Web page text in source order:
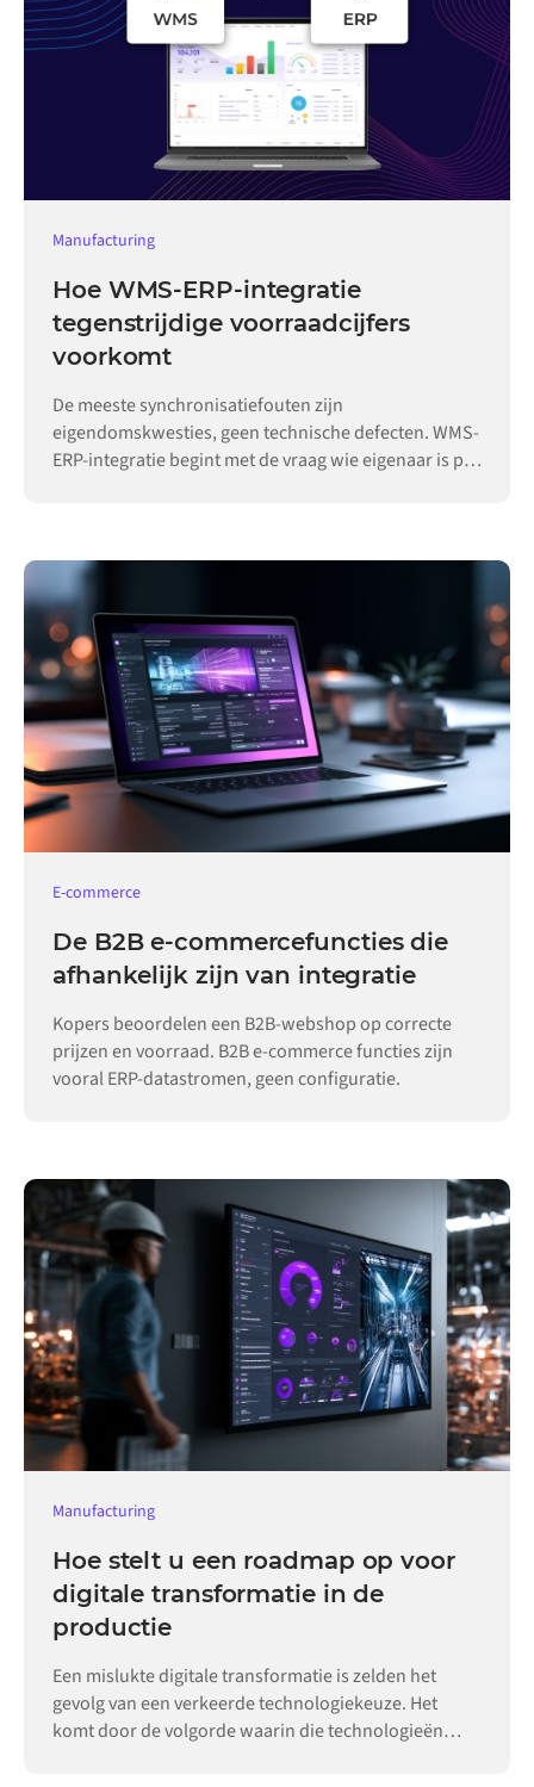
Manufacturing
Hoe WMS-ERP-integratie
tegenstrijdige voorraadcijfers
voorkomt
De meeste synchronisatiefouten zijn
eigendomskwesties, geen technische defecten. WMS-
ERP-integratie begint met de vraag wie eigenaar is per
E-commerce
De B2B e-commercefuncties die
afhankelijk zijn van integratie
Kopers beoordelen een B2B-webshop op correcte
prijzen en voorraad. B2B e-commerce functies zijn
vooral ERP-datastromen, geen configuratie.
Manufacturing
Hoe stelt u een roadmap op voor
digitale transformatie in de
productie
Een mislukte digitale transformatie is zelden het
gevolg van een verkeerde technologiekeuze. Het
komt door de volgorde waarin die technologieën